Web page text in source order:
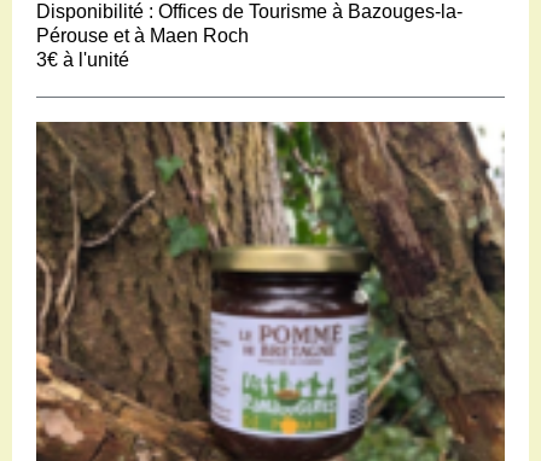
Disponibilité : Offices de Tourisme à Bazouges-la-
Pérouse et à Maen Roch
3€ à l'unité